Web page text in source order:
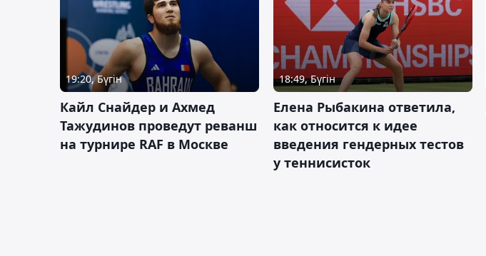
19:20, Бүгін
Кайл Снайдер и Ахмед
Тажудинов проведут реванш
на турнире RAF в Москве
18:49, Бүгін
Елена Рыбакина ответила,
как относится к идее
введения гендерных тестов
у теннисисток